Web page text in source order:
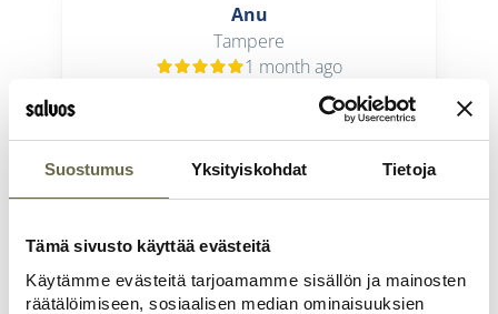
Suostumus Yksityiskohdat Tietoja
Tämä sivusto käyttää evästeitä
Käytämme evästeitä tarjoamamme sisällön ja mainosten
räätälöimiseen, sosiaalisen median ominaisuuksien
Anu
Tampere
1 month ago
Loistava tuote ja huippuammattilaiset
tekemässä, asentamassa, kuljettamassa
ja myymässä!